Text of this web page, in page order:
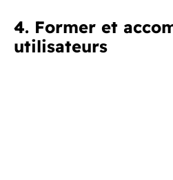
4. Former et
utilisateurs